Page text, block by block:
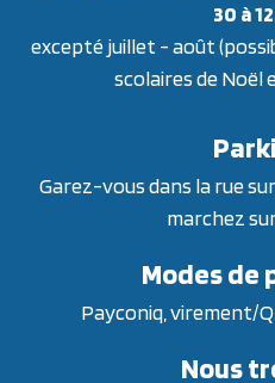
30 à
excepté juillet - août
scolaires de Noël
Garez-vous dans la rue
marchez
Modes de
Payconiq, virement/
Nous